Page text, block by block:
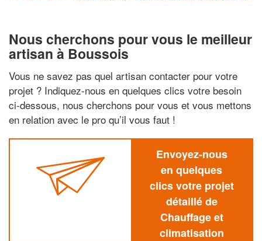
Nous cherchons pour vous le meilleur
artisan à Boussois
Vous ne savez pas quel artisan contacter pour votre
projet ? Indiquez-nous en quelques clics votre besoin
ci-dessous, nous cherchons pour vous et vous mettons
en relation avec le pro qu’il vous faut !
Envoyez-nous
en quelques
clics votre projet
détaillé de
Chauffage et
climatisation